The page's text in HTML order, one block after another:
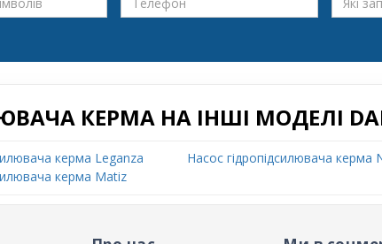
КЕРМА НА ІНШІ МОДЕЛІ
керма Leganza
керма Matiz
Насос гідропідсилювача керма